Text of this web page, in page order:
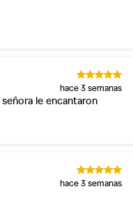
hace 3 semanas
hace 3 semanas